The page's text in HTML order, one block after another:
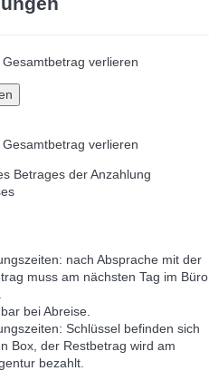
verlieren
verlieren
Betrages der Anzahlung
nach Absprache mit der
muss am nächsten Tag im Büro
bei Abreise.
Schlüssel befinden sich
Box, der Restbetrag wird am
bezahlt.